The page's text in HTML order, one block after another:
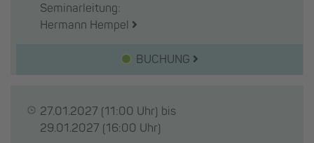
Seminarleitung:
Hermann Hempel
BUCHUNG
27.01.2027 (11:00 Uhr) bis
29.01.2027 (16:00 Uhr)